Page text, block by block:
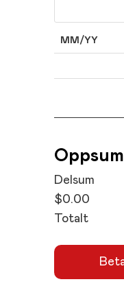
MM/YY
Delsum
$0.00
Totalt